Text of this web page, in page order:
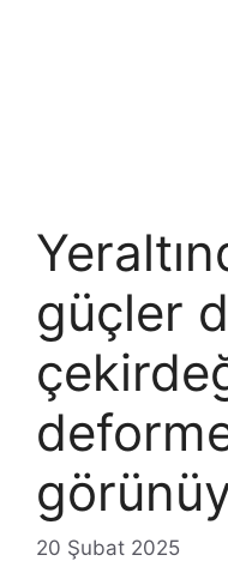
güçler
20 Şubat 2025